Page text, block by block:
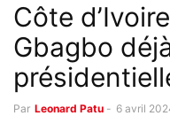
Côte
Gbagbo
Par Leonard Patu - 6 avril